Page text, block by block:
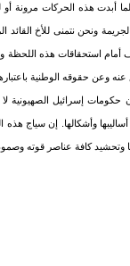
أبدت هذه الحركات مرونة أو
ونحن نتمنى للأخ
أمام استحقاقات هذه
عنه وعن حقوقه الوطنية
حكومات إسرائيل
وأشكالها. إن سياج هذه
وتحشيد كافة عناصر قوته